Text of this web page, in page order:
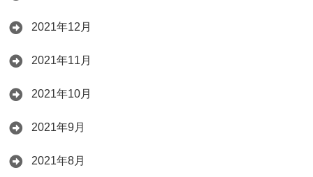
2021年12月
2021年11月
2021年10月
2021年9月
2021年8月